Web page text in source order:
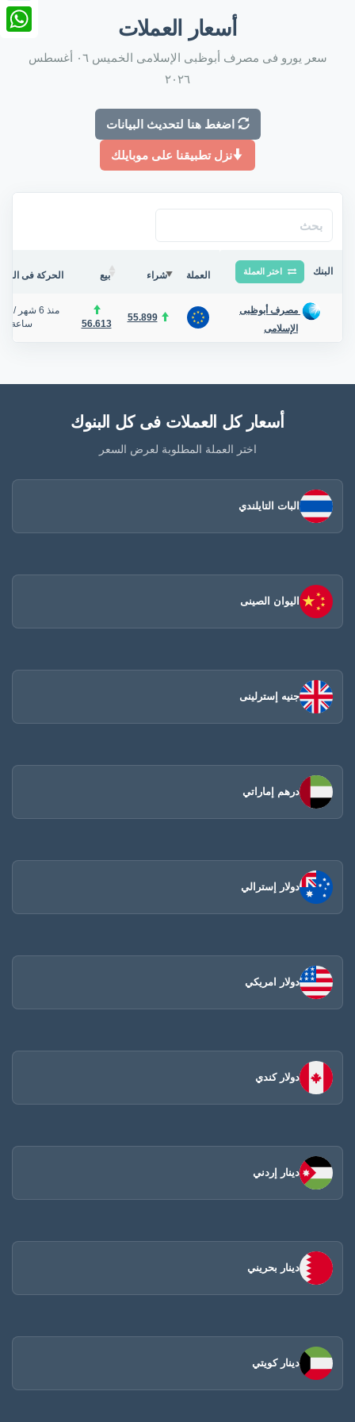
أسعار العملات
سعر يورو فى مصرف أبوظبى الإسلامى الخميس ٠٦ أغسطس
٢٠٢٦
اضغط هنا لتحديث البيانات
نزل تطبيقنا على موبايلك
البنك اختر العملة العملة شراء بيع الحركة فى
مصرف أبوظبى
الإسلامى
55.899
56.613
منذ 6 شهر
/
ساعة
أسعار كل العملات فى كل البنوك
اختر العملة المطلوبة لعرض السعر
البات التايلندي
اليوان الصينى​
جنيه إسترلينى
درهم إماراتي
دولار إسترالي
دولار امريكي
دولار كندي
دينار إردني
دينار بحريني
دينار كويتي